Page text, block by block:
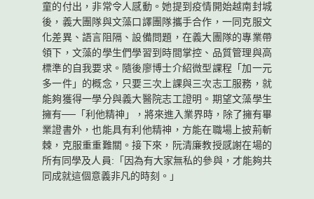
童的付出，非常令人感動。她提到疫情開始越南封城
後，義大團隊與文藻口譯團隊攜手合作，一同克服文
化差異、語言阻隔、設備問題，在義大團隊的專業帶
領下，文藻的學生們學習到時間掌控、品質管理與高
標準的自我要求。隨後廖博士介紹微型課程「加一元
多一件」的概念，只要三次上課與三次志工服務，就
能夠獲得一學分與義大醫院志工證明。期望文藻學生
擁有──「利他精神」，將來進入業界時，除了擁有畢
業證書外，也能具有利他精神，方能在職場上披荊斬
棘，克服重重難關。接下來，阮清廉教授感謝在場的
所有同學及人員:「因為有大家無私的參與，才能夠共
同成就這個意義非凡的時刻。」